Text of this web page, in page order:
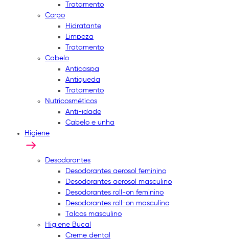
Tratamento
Corpo
Hidratante
Limpeza
Tratamento
Cabelo
Anticaspa
Antiqueda
Tratamento
Nutricosméticos
Anti-idade
Cabelo e unha
Higiene
Desodorantes
Desodorantes aerosol feminino
Desodorantes aerosol masculino
Desodorantes roll-on feminino
Desodorantes roll-on masculino
Talcos masculino
Higiene Bucal
Creme dental